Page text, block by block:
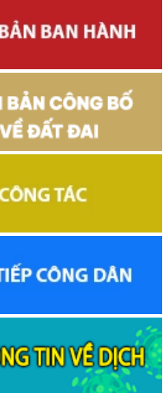
Kết 1, phường Buôn Hồ, tỉnh
và bà Nguyễn Thị Kiều Oanh;
Buôn Hồ, tỉnh Đắk Lắk đang
khai hồ sơ mất Giấy chứng nhận
Cù Văn Châu và bà Nguyễn Thị
Buôn Hồ, tỉnh Đắk Lắk
nhận quyền sử dụng đất, tài sản
Đình Lộc và ông Lê Đình Hậu sử
Đắk Lắk
khai kết quả kiểm tra hồ sơ đăng
tăng thêm của ông Nguyễn Tấn
sử dụng đất tại phường Buôn
khai hồ sơ cấp giấy chứng nhận
sơ của các cá nhân đang sử dụng
Lắk